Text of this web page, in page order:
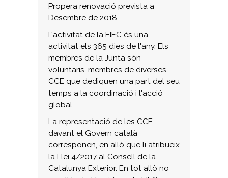
Propera renovació prevista a
Desembre de 2018
L'activitat de la FIEC és una
activitat els 365 dies de l'any. Els
membres de la Junta són
voluntaris, membres de diverses
CCE que dediquen una part del seu
temps a la coordinació i l'acció
global.
La representació de les CCE
davant el Govern català
corresponen, en allò que li atribueix
la Llei 4/2017 al Consell de la
Catalunya Exterior. En tot allò no